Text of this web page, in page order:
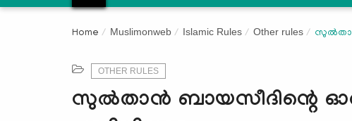
Home Muslimonweb Islamic Rules Other rules
OTHER RULES
സുൽതാൻ ബായസീദിന്റെ